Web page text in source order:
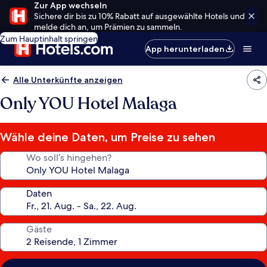
Zur App wechseln
Sichere dir bis zu 10% Rabatt auf ausgewählte Hotels und
melde dich an, um Prämien zu sammeln.
Zum Hauptinhalt springen
App herunterladen
Alle Unterkünfte anzeigen
Only YOU Hotel Malaga
Wähle deine Daten, um Preise zu sehen
Wo soll’s hingehen?
Daten
Gäste